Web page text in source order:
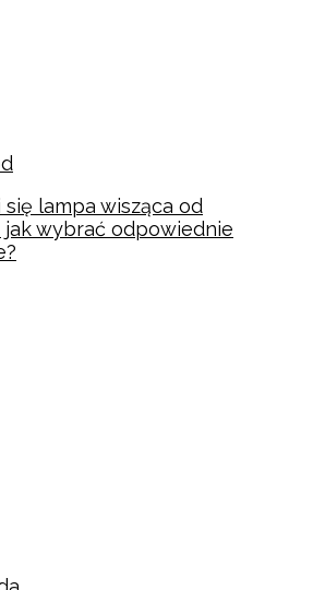
się lampa wisząca od
jak wybrać odpowiednie